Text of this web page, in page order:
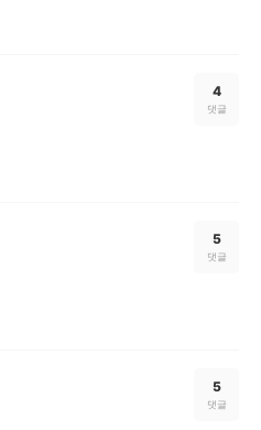
4
댓글
5
댓글
5
댓글